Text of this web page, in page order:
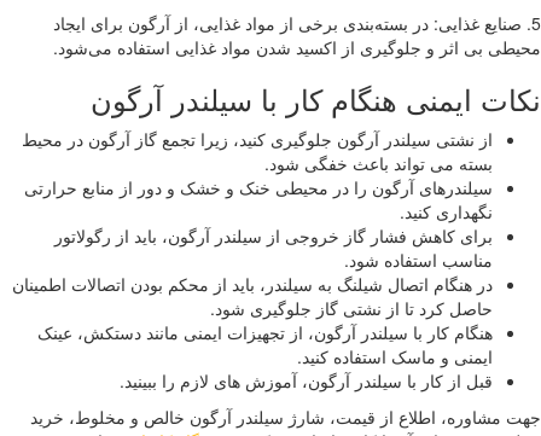
صنایع غذایی: در بسته‌بندی برخی از مواد غذایی، از آرگون برای ایجاد
بی اثر و جلوگیری از اکسید شدن مواد غذایی استفاده می‌شود.
ایمنی هنگام کار با سیلندر آرگون
از نشتی سیلندر آرگون جلوگیری کنید، زیرا تجمع گاز آرگون در محیط
بسته می تواند باعث خفگی شود.
سیلندرهای آرگون را در محیطی خنک و خشک و دور از منابع حرارتی
نگهداری کنید.
برای کاهش فشار گاز خروجی از سیلندر آرگون، باید از رگولاتور
مناسب استفاده شود.
در هنگام اتصال شیلنگ به سیلندر، باید از محکم بودن اتصالات اطمینان
حاصل کرد تا از نشتی گاز جلوگیری شود.
هنگام کار با سیلندر آرگون، از تجهیزات ایمنی مانند دستکش، عینک
ایمنی و ماسک استفاده کنید.
قبل از کار با سیلندر آرگون، آموزش های لازم را ببینید.
مشاوره، اطلاع از قیمت، شارژ سیلندر آرگون خالص و مخلوط، خرید